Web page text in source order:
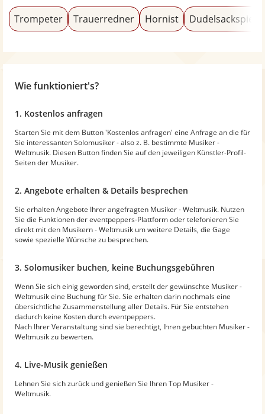
Trompeter Trauerredner Hornist Dudelsackspieler
Wie funktioniert's?
1. Kostenlos anfragen
Starten Sie mit dem Button 'Kostenlos anfragen' eine Anfrage an die für
Sie interessanten Solomusiker - also z. B. bestimmte Musiker -
Weltmusik. Diesen Button finden Sie auf den jeweiligen Künstler-Profil-
Seiten der Musiker.
2. Angebote erhalten & Details besprechen
Sie erhalten Angebote Ihrer angefragten Musiker - Weltmusik. Nutzen
Sie die Funktionen der eventpeppers-Plattform oder telefonieren Sie
direkt mit den Musikern - Weltmusik um weitere Details, die Gage
sowie spezielle Wünsche zu besprechen.
3. Solomusiker buchen, keine Buchungsgebühren
Wenn Sie sich einig geworden sind, erstellt der gewünschte Musiker -
Weltmusik eine Buchung für Sie. Sie erhalten darin nochmals eine
übersichtliche Zusammenstellung aller Details. Für Sie entstehen
dadurch keine Kosten durch eventpeppers.
Nach Ihrer Veranstaltung sind sie berechtigt, Ihren gebuchten Musiker -
Weltmusik zu bewerten.
4. Live-Musik genießen
Lehnen Sie sich zurück und genießen Sie Ihren Top Musiker -
Weltmusik.